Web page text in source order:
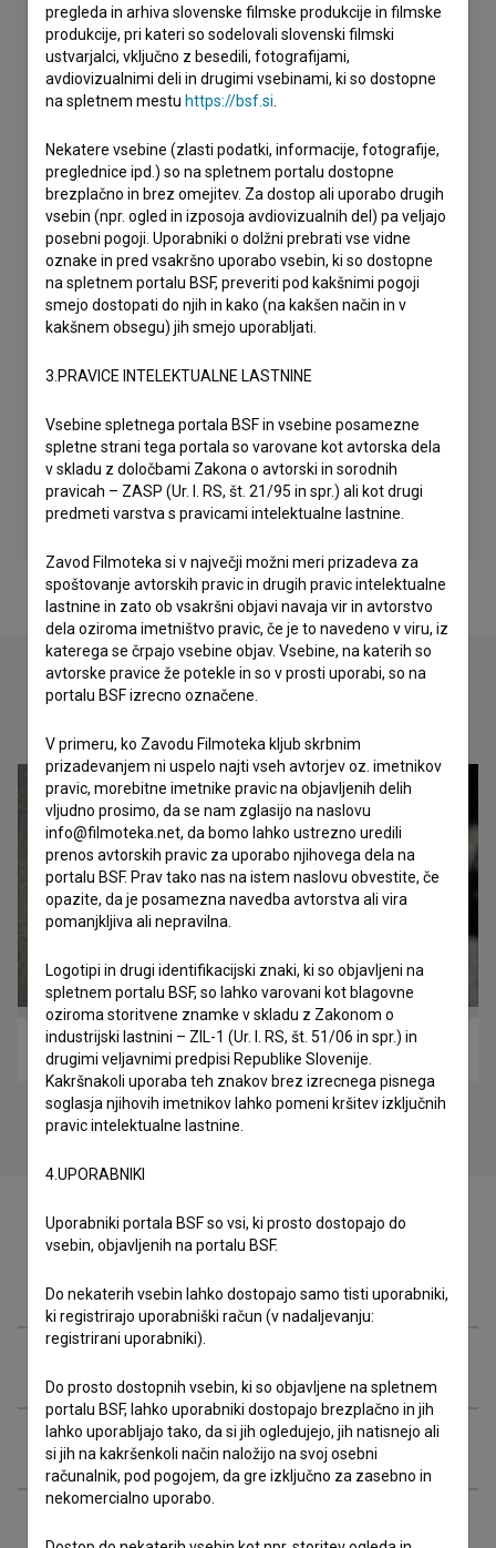
Stvari, ki jih nisva nikoli naredila (2011)
Zasedba
Organizacije
pregleda in arhiva slovenske filmske produkcije in filmske
produkcije, pri kateri so sodelovali slovenski filmski
ustvarjalci, vključno z besedili, fotografijami,
avdiovizualnimi deli in drugimi vsebinami, ki so dostopne
na spletnem mestu https://bsf.si
Nekatere vsebine (zlasti podatki, informacije, fotografije,
preglednice ipd.) so na spletnem portalu dostopne
brezplačno in brez omejitev. Za dostop ali uporabo drugih
vsebin (npr. ogled in izposoja avdiovizualnih del) pa veljajo
posebni pogoji. Uporabniki o dolžni prebrati vse vidne
oznake in pred vsakršno uporabo vsebin, ki so dostopne
na spletnem portalu BSF, preveriti pod kakšnimi pogoji
smejo dostopati do njih in kako (na kakšen način in v
kakšnem obsegu) jih smejo uporabljati.
3.PRAVICE INTELEKTUALNE LASTNINE
Vsebine spletnega portala BSF in vsebine posamezne
spletne strani tega portala so varovane kot avtorska dela
v skladu z določbami Zakona o avtorski in sorodnih
pravicah – ZASP (Ur. l. RS, št. 21/95 in spr.) ali kot drugi
predmeti varstva s pravicami intelektualne lastnine.
Zavod Filmoteka si v največji možni meri prizadeva za
spoštovanje avtorskih pravic in drugih pravic intelektualne
lastnine in zato ob vsakršni objavi navaja vir in avtorstvo
dela oziroma imetništvo pravic, če je to navedeno v viru, iz
katerega se črpajo vsebine objav. Vsebine, na katerih so
avtorske pravice že potekle in so v prosti uporabi, so na
portalu BSF izrecno označene.
V primeru, ko Zavodu Filmoteka kljub skrbnim
prizadevanjem ni uspelo najti vseh avtorjev oz. imetnikov
pravic, morebitne imetnike pravic na objavljenih delih
vljudno prosimo, da se nam zglasijo na naslovu
info@filmoteka.net, da bomo lahko ustrezno uredili
prenos avtorskih pravic za uporabo njihovega dela na
portalu BSF. Prav tako nas na istem naslovu obvestite, če
opazite, da je posamezna navedba avtorstva ali vira
pomanjkljiva ali nepravilna.
Logotipi in drugi identifikacijski znaki, ki so objavljeni na
spletnem portalu BSF, so lahko varovani kot blagovne
oziroma storitvene znamke v skladu z Zakonom o
industrijski lastnini – ZIL-1 (Ur. l. RS, št. 51/06 in spr.) in
drugimi veljavnimi predpisi Republike Slovenije.
Kakršnakoli uporaba teh znakov brez izrecnega pisnega
soglasja njihovih imetnikov lahko pomeni kršitev izključnih
pravic intelektualne lastnine.
4.UPORABNIKI
Uporabniki portala BSF so vsi, ki prosto dostopajo do
vsebin, objavljenih na portalu BSF.
Do nekaterih vsebin lahko dostopajo samo tisti uporabniki,
ki registrirajo uporabniški račun (v nadaljevanju:
registrirani uporabniki).
Do prosto dostopnih vsebin, ki so objavljene na spletnem
portalu BSF, lahko uporabniki dostopajo brezplačno in jih
lahko uporabljajo tako, da si jih ogledujejo, jih natisnejo ali
si jih na kakršenkoli način naložijo na svoj osebni
računalnik, pod pogojem, da gre izključno za zasebno in
nekomercialno uporabo.